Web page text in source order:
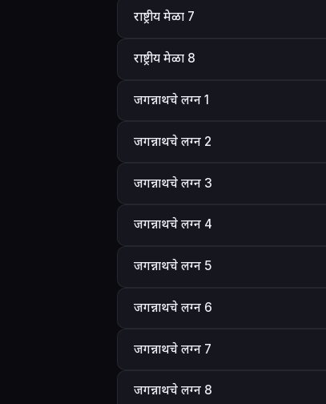
राष्ट्रीय मेळा 7
राष्ट्रीय मेळा 8
जगन्नाथचे लग्न 1
जगन्नाथचे लग्न 2
जगन्नाथचे लग्न 3
जगन्नाथचे लग्न 4
जगन्नाथचे लग्न 5
जगन्नाथचे लग्न 6
जगन्नाथचे लग्न 7
जगन्नाथचे लग्न 8